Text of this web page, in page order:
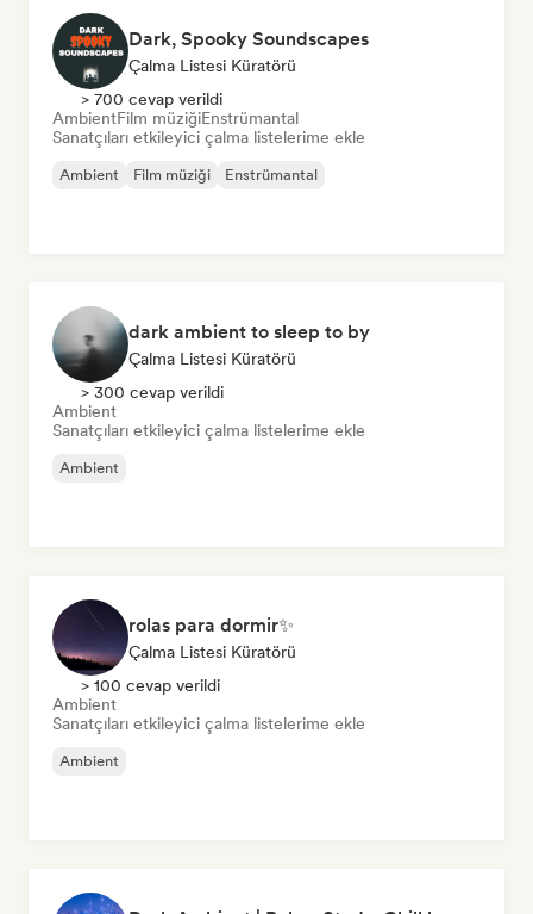
Dark, Spooky Soundscapes
Çalma Listesi Küratörü
> 700 cevap verildi
AmbientFilm müziğiEnstrümantal
Sanatçıları etkileyici çalma listelerime ekle
Ambient Film müziği Enstrümantal
dark ambient to sleep to by
Çalma Listesi Küratörü
> 300 cevap verildi
Ambient
Sanatçıları etkileyici çalma listelerime ekle
Ambient
rolas para dormir✨
Çalma Listesi Küratörü
> 100 cevap verildi
Ambient
Sanatçıları etkileyici çalma listelerime ekle
Ambient